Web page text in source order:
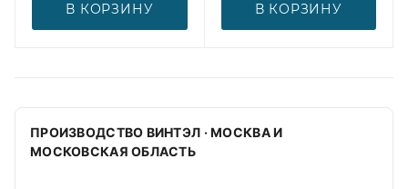
В КОРЗИНУ В КОРЗИНУ
ПРОИЗВОДСТВО ВИНТЭЛ · МОСКВА И
МОСКОВСКАЯ ОБЛАСТЬ